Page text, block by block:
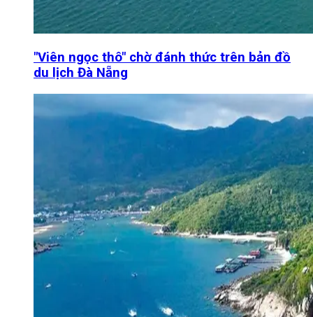
"Viên ngọc thô" chờ đánh thức trên bản đồ
du lịch Đà Nẵng